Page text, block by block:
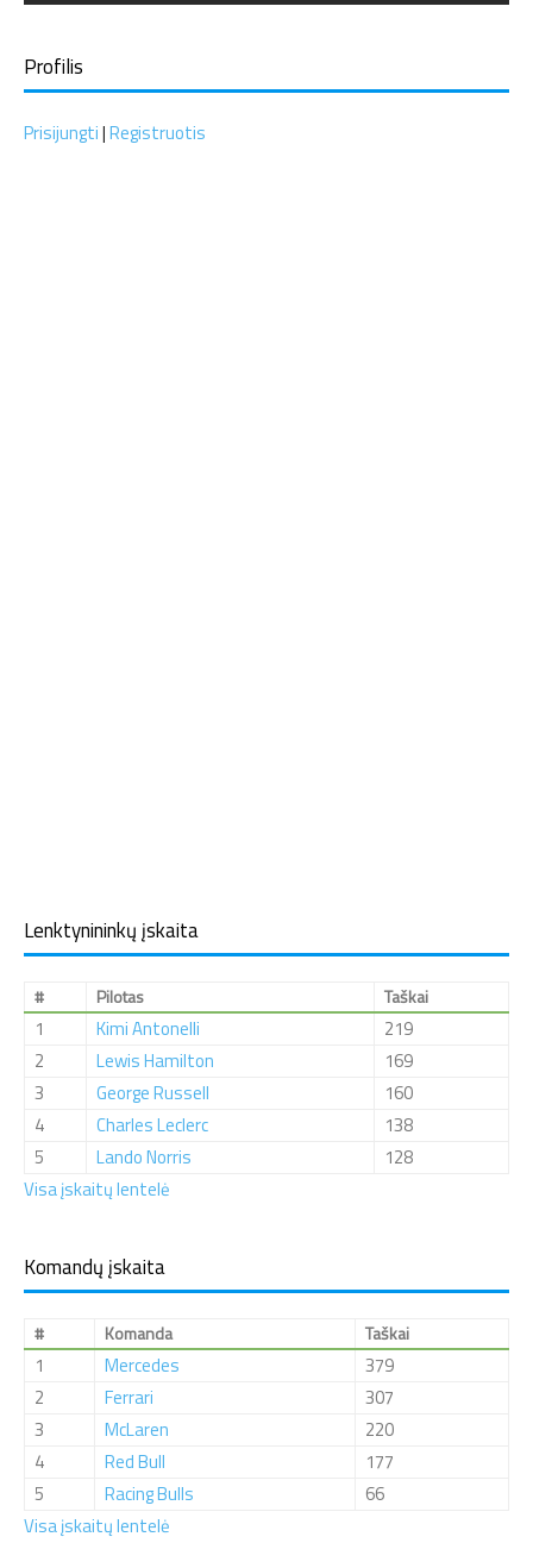
Profilis
Prisijungti|Registruotis
Lenktynininkų įskaita
# Pilotas Taškai
1 Kimi Antonelli
219
2
Lewis Hamilton
169
3
George Russell
160
4
Charles Leclerc
138
5
Lando Norris
128
Visa įskaitų lentelė
Komandų įskaita
# Komanda Taškai
1 Mercedes
379
2
Ferrari
307
3
McLaren
220
4
Red Bull
177
5
Racing Bulls
66
Visa įskaitų lentelė